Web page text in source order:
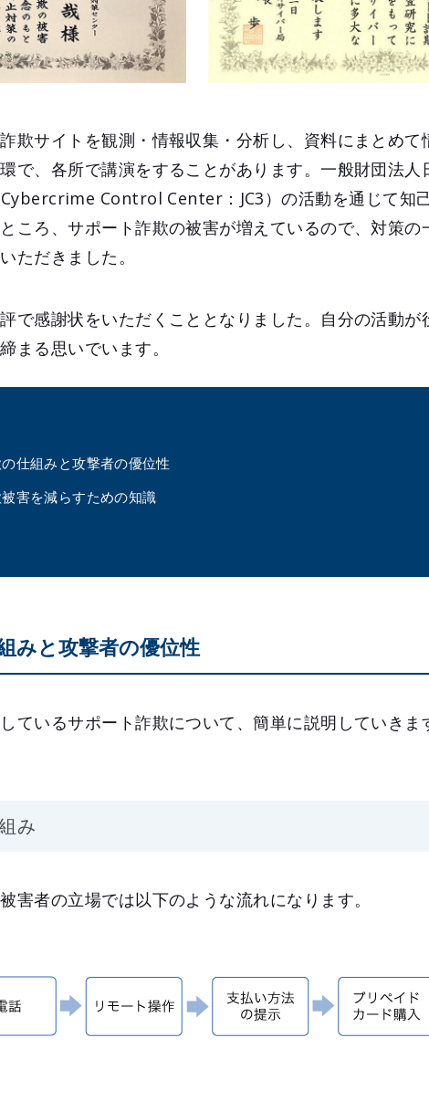
欺サイトを観測・情報収集・分析し、資料にまとめて
で、各所で講演をすることがあります。一般財団法人
Control Center：JC3）の活動を通じて知
ころ、サポート詐欺の被害が増えているので、対策の
ただきました。
で感謝状をいただくこととなりました。自分の活動が
まる思いでいます。
仕組みと攻撃者の優位性
害を減らすための知識
みと攻撃者の優位性
ているサポート詐欺について、簡単に説明していきま
み
害者の立場では以下のような流れになります。